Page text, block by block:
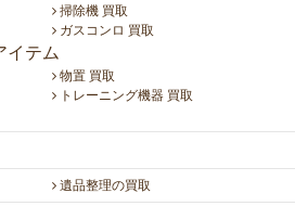
掃除機 買取
ガスコンロ 買取
イテム
物置 買取
トレーニング機器 買取
遺品整理の買取